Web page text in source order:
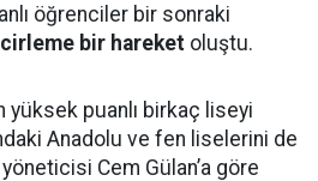
öğrenciler bir sonraki
bir hareket oluştu.
yüksek puanlı birkaç liseyi
Anadolu ve fen liselerini de
Cem Gülan’a göre